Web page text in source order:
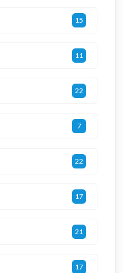
15
11
22
7
22
17
21
17